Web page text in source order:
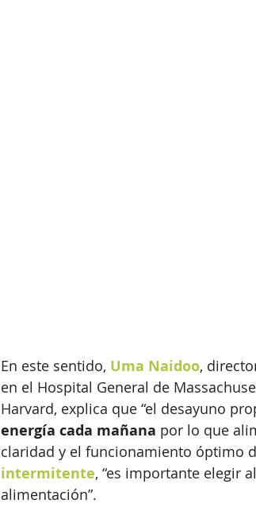
En este sentido, Uma Naidoo,
en el Hospital General de
Harvard, explica que “el desayuno
energía cada mañana por lo que
claridad y el funcionamiento óptimo
intermitente, “es importante elegir
alimentación”.